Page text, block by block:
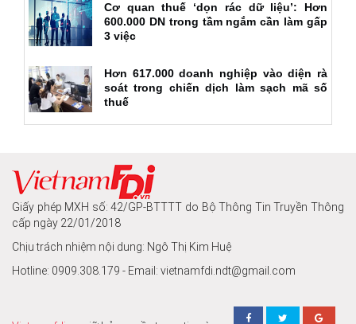
Cơ quan thuế ‘dọn rác dữ liệu’: Hơn
600.000 DN trong tầm ngắm cần làm gấp
3 việc
Hơn 617.000 doanh nghiệp vào diện rà
soát trong chiến dịch làm sạch mã số
thuế
Giấy phép MXH số: 42/GP-BTTTT do Bộ Thông Tin Truyền Thông
cấp ngày 22/01/2018
Chịu trách nhiệm nội dung: Ngô Thị Kim Huệ
Hotline: 0909.308.179 - Email: vietnamfdi.ndt@gmail.com